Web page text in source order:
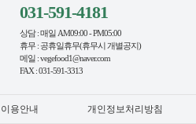
031-591-4181
상담 : 매일 AM09:00 - PM05:00
휴무 : 공휴일휴무(휴무시 개별공지)
메일 : vegefood1@naver.com
FAX : 031-591-3313
이용안내 개인정보처리방침